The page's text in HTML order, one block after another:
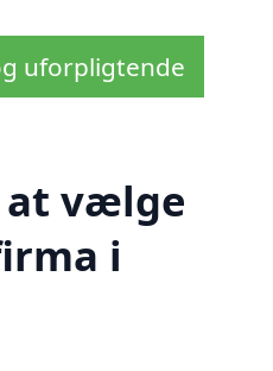
uforpligtende
at vælge
i